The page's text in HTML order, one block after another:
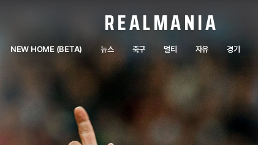
REALMANIA
NEW HOME (BETA) 뉴스 축구 멀티 자유 경기